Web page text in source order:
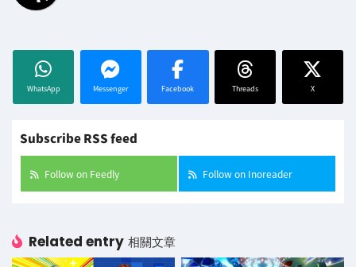
WhatsApp Messenger Facebook Threads X
Subscribe RSS feed
Follow on Feedly Follow on Inoreader
Related entry 相關文章